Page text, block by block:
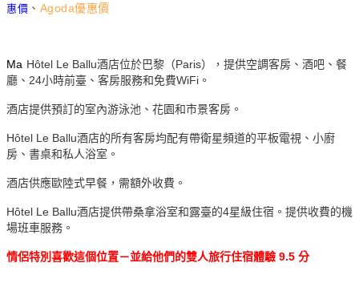
惠價 、 Agoda優惠價
Ma Hôtel Le Ballu酒店位於巴黎（Paris），提供空調客房、酒吧、餐
廳、24小時前臺、客房服務和免費WiFi。
酒店提供預訂的室內游泳池、花園和市景客房。
Hôtel Le Ballu酒店的所有客房均配有帶衛星頻道的平板電視、小廚
房、書桌和私人浴室。
酒店供應歐陸式早餐，需額外收費。
Hôtel Le Ballu酒店提供帶桑拿浴室和露臺的4星級住宿。提供收費的機
場班車服務。
情侶特別喜歡這個位置－並給他們的雙人旅行住宿體驗 9.5 分